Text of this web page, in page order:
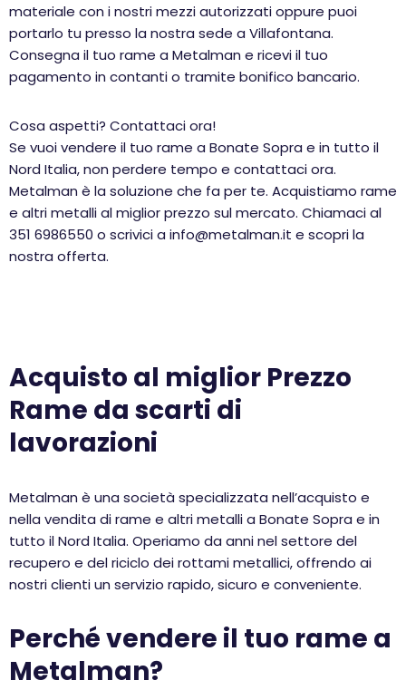
materiale con i nostri mezzi autorizzati oppure puoi
portarlo tu presso la nostra sede a Villafontana.
Consegna il tuo rame a Metalman e ricevi il tuo
pagamento in contanti o tramite bonifico bancario.
Cosa aspetti? Contattaci ora!
Se vuoi vendere il tuo rame a Bonate Sopra e in tutto il
Nord Italia, non perdere tempo e contattaci ora.
Metalman è la soluzione che fa per te. Acquistiamo rame
e altri metalli al miglior prezzo sul mercato. Chiamaci al
351 6986550 o scrivici a info@metalman.it e scopri la
nostra offerta.
Acquisto al miglior Prezzo
Rame da scarti di
lavorazioni
Metalman è una società specializzata nell’acquisto e
nella vendita di rame e altri metalli a Bonate Sopra e in
tutto il Nord Italia. Operiamo da anni nel settore del
recupero e del riciclo dei rottami metallici, offrendo ai
nostri clienti un servizio rapido, sicuro e conveniente.
Perché vendere il tuo rame a
Metalman?